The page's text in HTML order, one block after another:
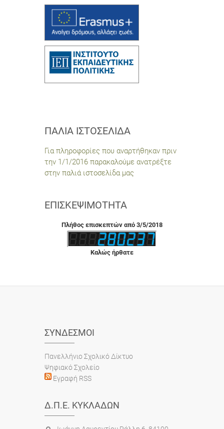
ΠΑΛΙΆ ΙΣΤΟΣΕΛΊΔΑ
Για πληροφορίες που αναρτήθηκαν πριν
την 1/1/2016 παρακαλούμε ανατρέξτε
στην παλιά ιστοσελίδα μας
ΕΠΙΣΚΕΨΙΜΌΤΗΤΑ
Πλήθος επισκεπτών από 3/5/2018
Καλώς ήρθατε
ΣΎΝΔΕΣΜΟΙ
Πανελλήνιο Σχολικό Δίκτυο
Ψηφιακό Σχολείο
Εγραφή RSS
Δ.Π.Ε. ΚΥΚΛΆΔΩΝ